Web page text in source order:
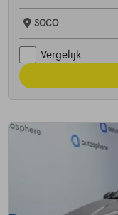
SOCO
Vergelijk